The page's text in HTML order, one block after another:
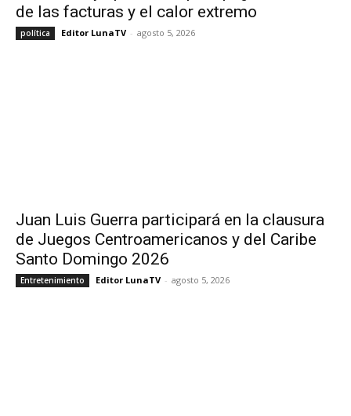
de las facturas y el calor extremo
política Editor LunaTV - agosto 5, 2026
Juan Luis Guerra participará en la clausura
de Juegos Centroamericanos y del Caribe
Santo Domingo 2026
Entretenimiento Editor LunaTV - agosto 5, 2026